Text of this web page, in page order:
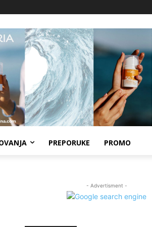
PREPORUKE PROMO
- Advertisment -